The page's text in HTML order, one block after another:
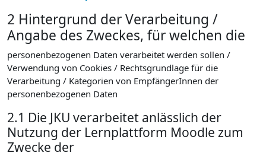
2 Hintergrund der Verarbeitung /
Angabe des Zweckes, für welchen die
personenbezogenen Daten verarbeitet werden sollen /
Verwendung von Cookies / Rechtsgrundlage für die
Verarbeitung / Kategorien von EmpfängerInnen der
personenbezogenen Daten
2.1 Die JKU verarbeitet anlässlich der
Nutzung der Lernplattform Moodle zum
Zwecke der